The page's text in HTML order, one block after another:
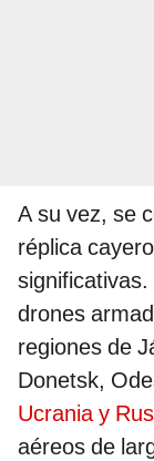
A su vez, se
réplica
drones
regiones de
Donetsk,
Ucrania y
aéreos de